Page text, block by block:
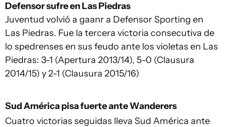
Defensor sufre en Las Piedras
Juventud volvió a gaanr a Defensor Sporting en
Las Piedras. Fue la tercera victoria consecutiva de
lo spedrenses en sus feudo ante los violetas en Las
Piedras: 3-1 (Apertura 2013/14), 5-0 (Clausura
2014/15) y 2-1 (Clausura 2015/16)
Sud América pisa fuerte ante Wanderers
Cuatro victorias seguidas lleva Sud América ante